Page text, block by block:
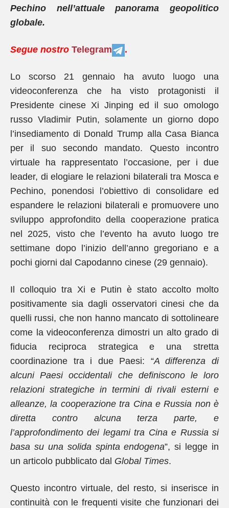
Pechino nell’attuale panorama geopolitico
globale.
Segue nostro Telegram .
Lo scorso 21 gennaio ha avuto luogo una
videoconferenza che ha visto protagonisti il
Presidente cinese Xi Jinping ed il suo omologo
russo Vladimir Putin, solamente un giorno dopo
l’insediamento di Donald Trump alla Casa Bianca
per il suo secondo mandato. Questo incontro
virtuale ha rappresentato l’occasione, per i due
leader, di elogiare le relazioni bilaterali tra Mosca e
Pechino, ponendosi l’obiettivo di consolidare ed
espandere le relazioni bilaterali e promuovere uno
sviluppo approfondito della cooperazione pratica
nel 2025, visto che l’evento ha avuto luogo tre
settimane dopo l’inizio dell’anno gregoriano e a
pochi giorni dal Capodanno cinese (29 gennaio).
Il colloquio tra Xi e Putin è stato accolto molto
positivamente sia dagli osservatori cinesi che da
quelli russi, che non hanno mancato di sottolineare
come la videoconferenza dimostri un alto grado di
fiducia reciproca strategica e una stretta
coordinazione tra i due Paesi: “A differenza di
alcuni Paesi occidentali che definiscono le loro
relazioni strategiche in termini di rivali esterni e
alleanze, la cooperazione tra Cina e Russia non è
diretta contro alcuna terza parte, e
l’approfondimento dei legami tra Cina e Russia si
basa su una solida spinta endogena”, si legge in
un articolo pubblicato dal Global Times.
Questo incontro virtuale, del resto, si inserisce in
continuità con le frequenti visite che funzionari dei